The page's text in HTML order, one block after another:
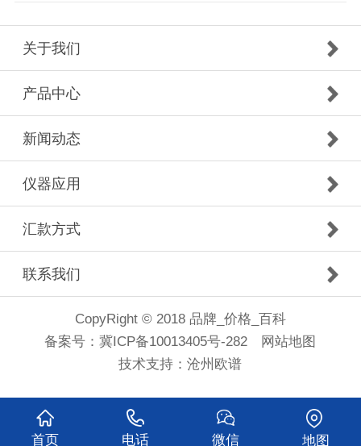
关于我们
产品中心
新闻动态
仪器应用
汇款方式
联系我们
CopyRight © 2018 品牌_价格_百科
备案号：冀ICP备10013405号-282
网站地图
技术支持：沧州欧谱
首页 电话 微信 地图